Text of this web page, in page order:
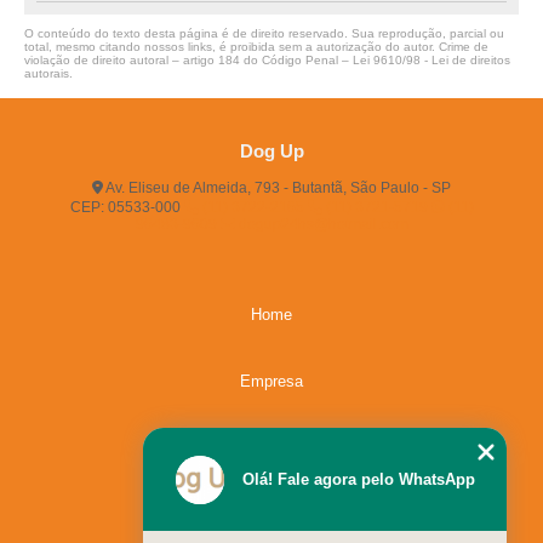
clínica de veterinária Campo Limpo
onde encontro centro clínico veterinário Jardim América
onde encontro clínica veterinária para animais Rio Pequeno
onde encontro clínica veterinária e pet shop Cidade Jardim
clínica veterinária e pet shop Osasco
onde encontrar clínica veterinária raio x Santo Amaro
clínica médica veterinária Jardins
O conteúdo do texto desta página é de direito reservado. Sua reprodução, parcial ou
total, mesmo citando nossos links, é proibida sem a autorização do autor. Crime de
violação de direito autoral – artigo 184 do Código Penal – Lei 9610/98 - Lei de direitos
autorais
Dog Up
Av. Eliseu de Almeida, 793 - Butantã, São Paulo - SP
CEP: 05533-000
Home
Empresa
Olá! Fale agora pelo WhatsApp